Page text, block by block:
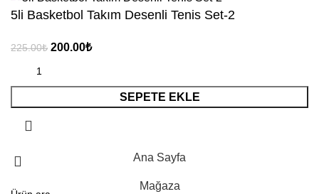
5li Basketbol Takım Desenli Tenis Set-2
225.00₺ 200.00₺
SEPETE EKLE
Ana Sayfa
Mağaza